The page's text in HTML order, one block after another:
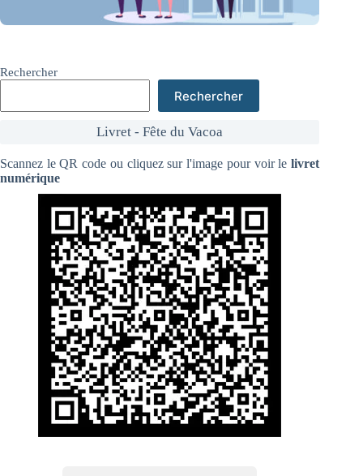
Rechercher
Rechercher
Livret - Fête du Vacoa
Scannez le QR code ou cliquez sur l'image pour voir lelivret
numérique